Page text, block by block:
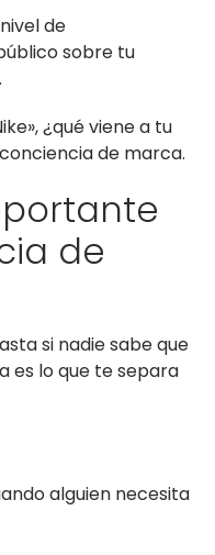
de
sobre tu
¿qué viene a tu
de marca.
de
si nadie sabe que
es lo que te separa
alguien necesita